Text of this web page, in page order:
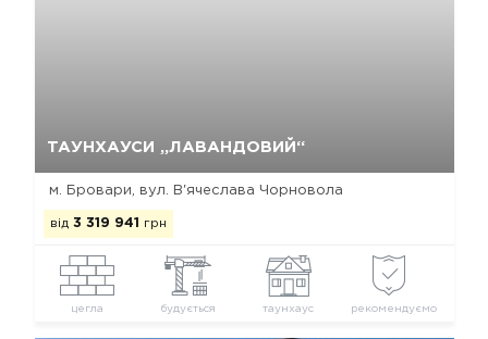
ТАУНХАУСИ „ЛАВАНДОВИЙ“
м. Бровари, вул. В'ячеслава Чорновола
від 3 319 941 грн
цегла будується таунхаус рекомендуємо